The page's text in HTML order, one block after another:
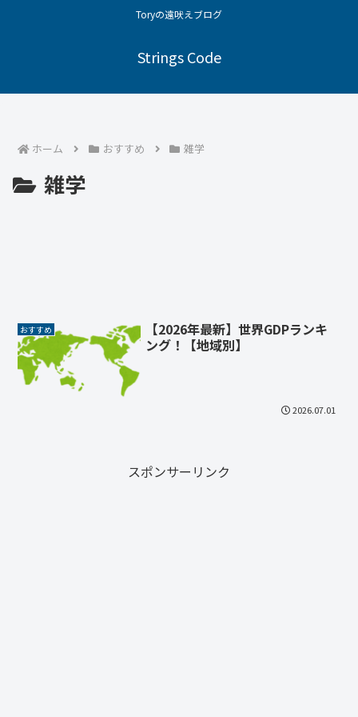
Toryの遠吠えブログ
Strings Code
ホーム おすすめ 雑学
雑学
おすすめ
【2026年最新】世界GDPランキ
ング！【地域別】
2026.07.01
スポンサーリンク